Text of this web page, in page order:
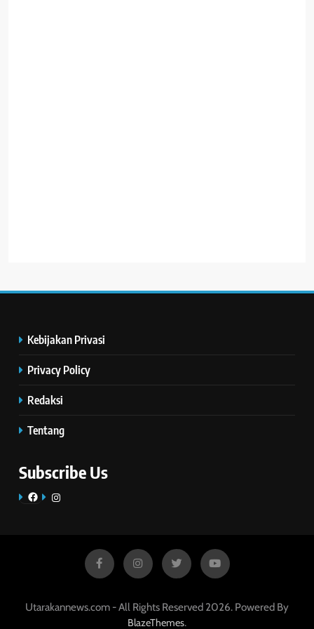
Kebijakan Privasi
Privacy Policy
Redaksi
Tentang
Subscribe Us
FacebookInstagram
Utarakannews.com - All Rights Reserved 2026. Powered By
BlazeThemes.